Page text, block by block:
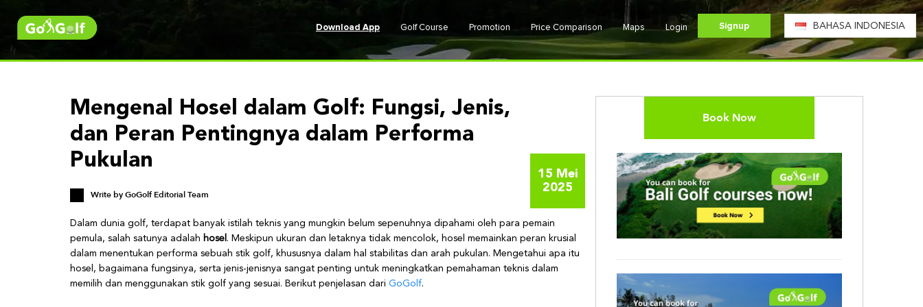
Download App Golf Course Promotion Price Comparison Maps Login Signup BAHASA INDONESIA
Mengenal Hosel dalam Golf: Fungsi, Jenis,
dan Peran Pentingnya dalam Performa
Pukulan
15 Mei
2025
Write byGoGolf Editorial Team
Dalam dunia golf, terdapat banyak istilah teknis yang mungkin belum sepenuhnya dipahami oleh para pemain
pemula, salah satunya adalah hosel . Meskipun ukuran dan letaknya tidak mencolok, hosel memainkan peran krusial
dalam menentukan performa sebuah stik golf, khususnya dalam hal stabilitas dan arah pukulan. Mengetahui apa itu
hosel, bagaimana fungsinya, serta jenis-jenisnya sangat penting untuk meningkatkan pemahaman teknis dalam
memilih dan menggunakan stik golf yang sesuai. Berikut penjelasan dari GoGolf.
Book Now